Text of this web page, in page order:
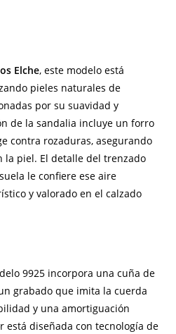
Elche, este modelo está
pieles naturales de
por su suavidad y
de la sandalia incluye un forro
contra rozaduras, asegurando
la piel. El detalle del trenzado
le confiere ese aire
y valorado en el calzado
9925 incorpora una cuña de
grabado que imita la cuerda
y una amortiguación
diseñada con tecnología de